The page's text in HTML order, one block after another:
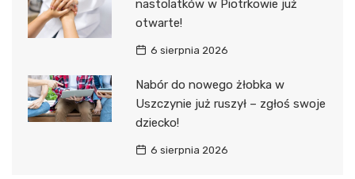
nastolatków w Piotrkowie już
otwarte!
6 sierpnia 2026
Nabór do nowego żłobka w
Uszczynie już ruszył – zgłoś swoje
dziecko!
6 sierpnia 2026